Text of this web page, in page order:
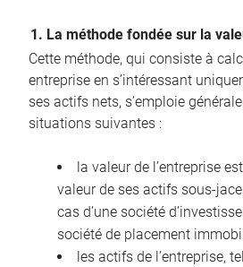
1. La méthode fondée sur la
Cette méthode, qui consiste à
entreprise en s’intéressant
ses actifs nets, s’emploie
situations suivantes :
la valeur de l’entreprise
valeur de ses actifs sous-
cas d’une société
société de placement
les actifs de l’entreprise,